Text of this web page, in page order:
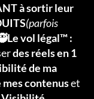
à sortir leur
(parfois
vol légal™ :
des réels en 1
de ma
mes contenuset